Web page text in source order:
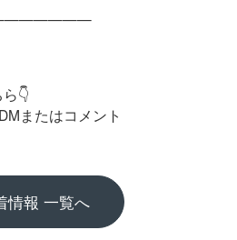
👇
またはコメント
情報 一覧へ